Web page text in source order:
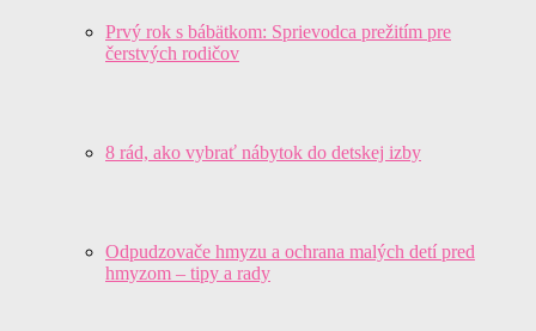
Prvý rok s bábätkom: Sprievodca prežitím pre
čerstvých rodičov
8 rád, ako vybrať nábytok do detskej izby
Odpudzovače hmyzu a ochrana malých detí pred
hmyzom – tipy a rady